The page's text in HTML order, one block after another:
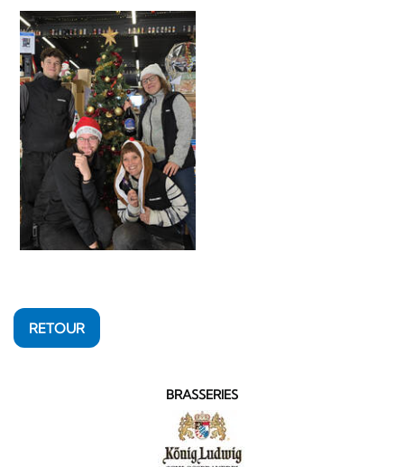
RETOUR
BRASSERIES